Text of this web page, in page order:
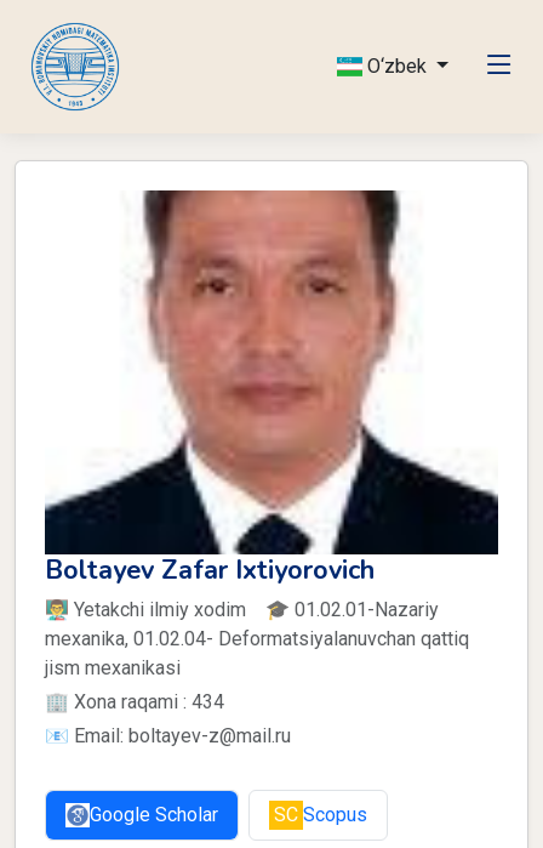
O‘zbek
Boltayev Zafar Ixtiyorovich
👨‍🏫 Yetakchi ilmiy xodim 🎓 01.02.01-Nazariy
mexanika, 01.02.04- Deformatsiyalanuvchan qattiq
jism mexanikasi
🏢 Xona raqami : 434
📧 Email: boltayev-z@mail.ru
Google Scholar SC Scopus